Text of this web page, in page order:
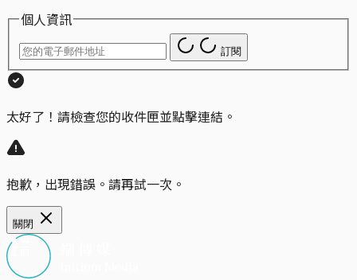
個人資訊
訂閱
太好了！請檢查您的收件匣並點擊連結。
抱歉，出現錯誤。請再試一次。
關閉